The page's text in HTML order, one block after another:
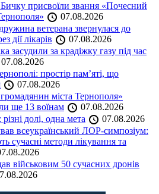
присвоїли звання «Почесний
07.08.2026
ветерана звернулася до
дії лікарів
07.08.2026
засудили за крадіжку газу під час
07.08.2026
простір пам’яті, що
07.08.2026
міста Тернополя»
ще 13 воїнам
07.08.2026
долі, одна мета
07.08.2026
всеукраїнський ЛОР-симпозіум:
сучасні методи лікування та
військовим 50 сучасних дронів